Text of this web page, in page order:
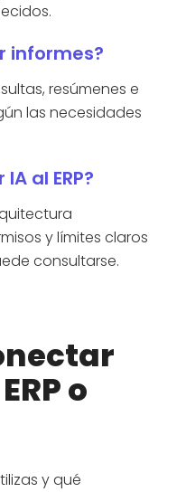
informes?
resúmenes e
las necesidades
al ERP?
y límites claros
consultarse.
o
y qué